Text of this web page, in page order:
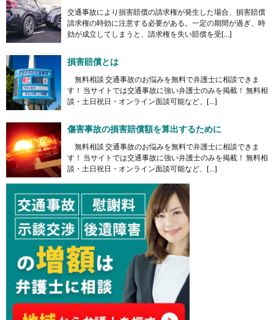
交通事故により損害賠償の請求権が発生した場合、損害賠償
請求権の時効に注意する必要がある。一定の期間が過ぎ、時
効が成立してしまうと、請求権を失い賠償を受[…]
損害賠償とは
無料相談 交通事故のお悩みを無料で弁護士に相談できま
す！ 当サイトでは交通事故に強い弁護士のみを掲載！ 無料相
談・土日祝日・オンライン面談可能など、[…]
傷害事故の損害賠償額を算出するために
無料相談 交通事故のお悩みを無料で弁護士に相談できま
す！ 当サイトでは交通事故に強い弁護士のみを掲載！ 無料相
談・土日祝日・オンライン面談可能など、[…]